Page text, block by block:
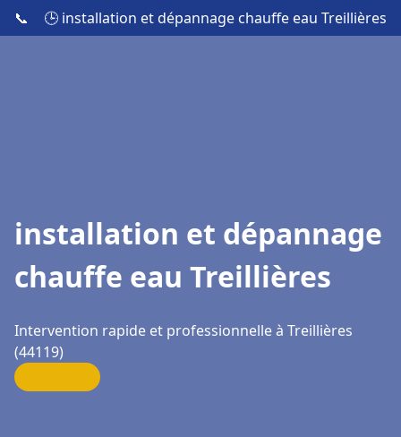
📞 🕒 installation et dépannage chauffe eau Treillières
installation et dépannage
chauffe eau Treillières
Intervention rapide et professionnelle à Treillières
(44119)